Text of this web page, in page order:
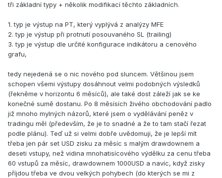
tři základní typy + několik modifikací těchto základních.
1. typ je výstup na PT, který vyplývá z analýzy MFE
2. typ je výstup při protnutí posouvaného SL (trailing)
3. typ je výstup dle určité konfigurace indikátoru a cenového
grafu,
tedy nejedená se o nic nového pod sluncem. Většinou jsem
schopen všemi výstupy dosáhnout velmi podobných výsledků
(řekněme v horizontu 6 měsíců), ale také dost záleží jak se ke
konečné sumě dostanu. Po 8 měsísích živého obchodování padlo
již mnoho mylných názorů, které jsem o vydělávání peněz v
tradingu měl (především, že je to snadné a že to tam stačí řezat
podle plánu). Teď už si velmi dobře uvědomuji, že je lepší mít
třeba jen pár set USD zisku za měsíc s malým drawdownem a
deseti vstupy, než vidina mnohatisícového výdělku za cenu třeba
60 vstupů za měsíc, drawdownem 1000USD a navíc, když zisky
příjdou třeba ve dvou velkých pohybech (do kterých se mi z